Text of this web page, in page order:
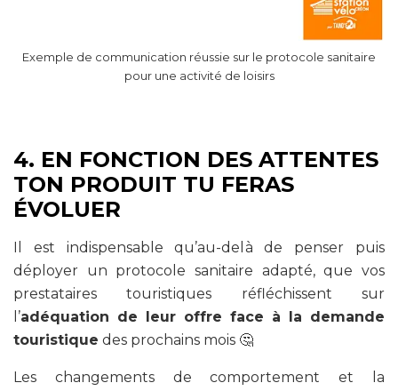
Exemple de communication réussie sur le protocole sanitaire
pour une activité de loisirs
4. EN FONCTION DES ATTENTES
TON PRODUIT TU FERAS
ÉVOLUER
Il est indispensable qu’au-delà de penser puis
déployer un protocole sanitaire adapté, que vos
prestataires touristiques réfléchissent sur
l’adéquation de leur offre face à la demande
touristique des prochains mois 🤔
Les changements de comportement et la